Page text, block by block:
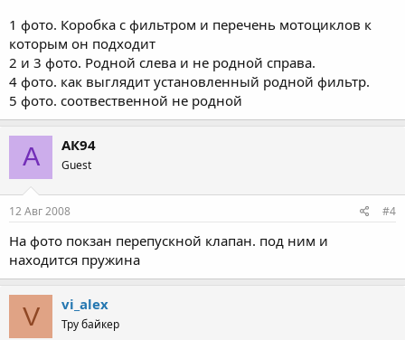
1 фото. Коробка с фильтром и перечень мотоциклов к
которым он подходит
2 и 3 фото. Родной слева и не родной справа.
4 фото. как выглядит установленный родной фильтр.
5 фото. соотвественной не родной
А АК94
Guest
12 Авг 2008 #4
На фото покзан перепускной клапан. под ним и
находится пружина
V vi_alex
Тру байкер